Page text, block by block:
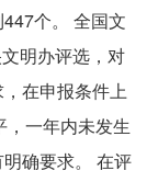
个。 全国文
明办评选，对
在申报条件上
一年内未发生
确要求。 在评